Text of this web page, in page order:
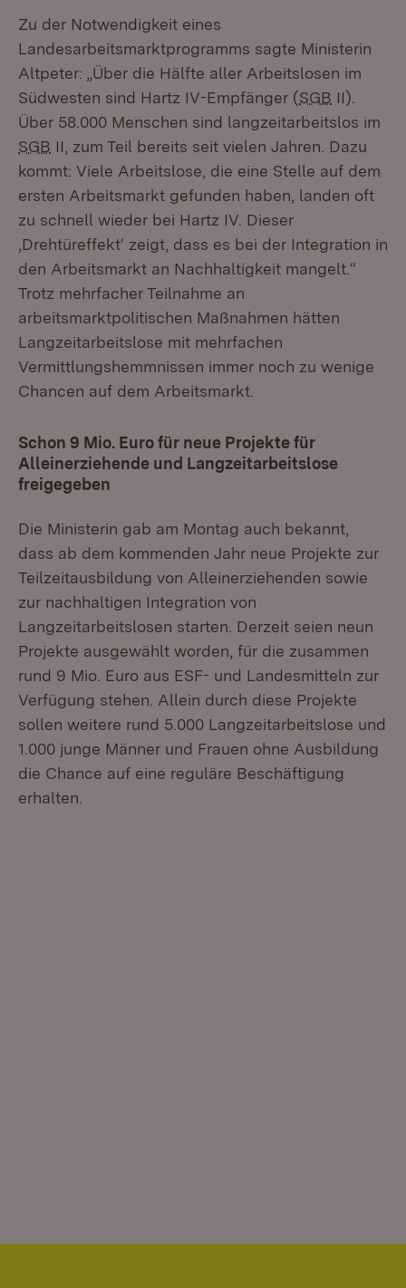
Zu der Notwendigkeit eines
Landesarbeitsmarktprogramms sagte Ministerin
Altpeter: „Über die Hälfte aller Arbeitslosen im
Südwesten sind Hartz IV-Empfänger (SGB II).
Über 58.000 Menschen sind langzeitarbeitslos im
SGB II, zum Teil bereits seit vielen Jahren. Dazu
kommt: Viele Arbeitslose, die eine Stelle auf dem
ersten Arbeitsmarkt gefunden haben, landen oft
zu schnell wieder bei Hartz IV. Dieser
‚Drehtüreffekt‘ zeigt, dass es bei der Integration in
den Arbeitsmarkt an Nachhaltigkeit mangelt.“
Trotz mehrfacher Teilnahme an
arbeitsmarktpolitischen Maßnahmen hätten
Langzeitarbeitslose mit mehrfachen
Vermittlungshemmnissen immer noch zu wenige
Chancen auf dem Arbeitsmarkt.
Schon 9 Mio. Euro für neue Projekte für
Alleinerziehende und Langzeitarbeitslose
freigegeben
Die Ministerin gab am Montag auch bekannt,
dass ab dem kommenden Jahr neue Projekte zur
Teilzeitausbildung von Alleinerziehenden sowie
zur nachhaltigen Integration von
Langzeitarbeitslosen starten. Derzeit seien neun
Projekte ausgewählt worden, für die zusammen
rund 9 Mio. Euro aus ESF- und Landesmitteln zur
Verfügung stehen. Allein durch diese Projekte
sollen weitere rund 5.000 Langzeitarbeitslose und
1.000 junge Männer und Frauen ohne Ausbildung
die Chance auf eine reguläre Beschäftigung
erhalten.